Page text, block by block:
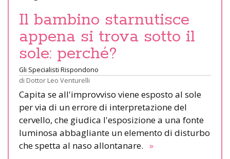
Il bambino starnutisce
appena si trova sotto il
sole: perché?
Gli Specialisti Rispondono
di Dottor Leo Venturelli
Capita se all'improvviso viene esposto al sole
per via di un errore di interpretazione del
cervello, che giudica l'esposizione a una fonte
luminosa abbagliante un elemento di disturbo
che spetta al naso allontanare. »